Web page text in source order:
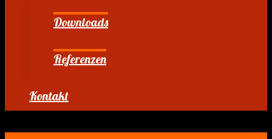
Downloads
Referenzen
Kontakt